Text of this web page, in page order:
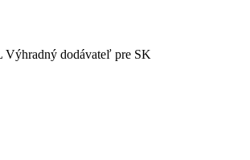
dodávateľ pre SK